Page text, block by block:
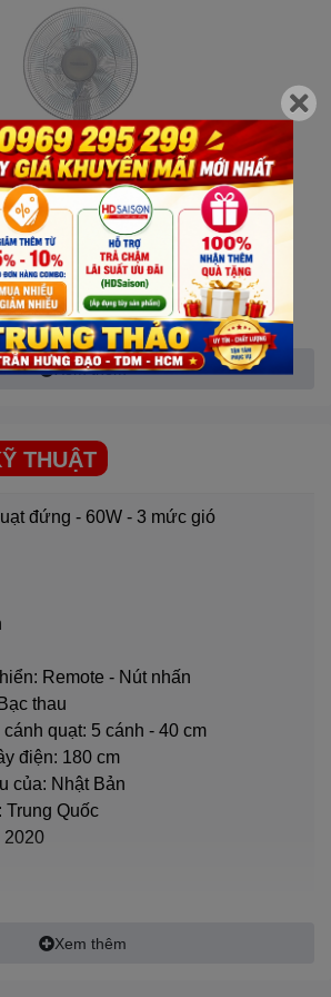
quạt với đường kính tới 40 cm
rộng, làm mát nhanh
nhấn có màn hình hiển thị giúp quan
độ dễ dàng
đa đến 7.5 tiếng cùng 4 chế độ gió
yên tĩnh và chế độ ngủ sẽ đáp ứng
của gia đình.
Xem thêm
THUẬT
đứng - 60W - 3 mức gió
Remote - Nút nhấn
thau
quạt: 5 cánh - 40 cm
điện: 180 cm
của: Nhật Bản
Trung Quốc
2020
chiều cao
Xem thêm